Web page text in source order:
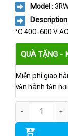
Model :
Description
°C 400-600 V
QUÀ TẶNG -
Miễn phí giao
vận hành tận